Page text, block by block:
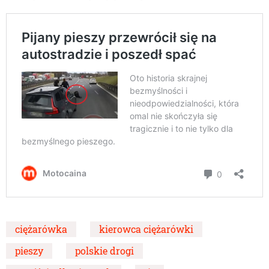
ciężarówka
kierowca ciężarówki
pieszy
polskie drogi